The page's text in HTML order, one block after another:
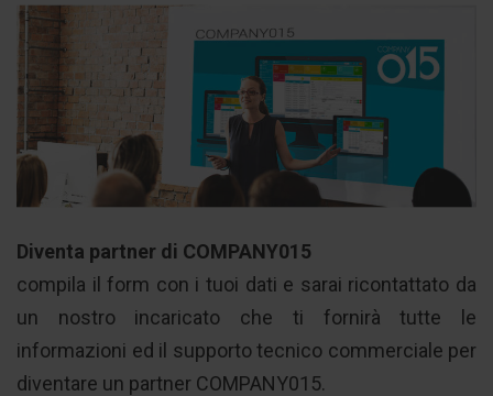
Diventa partner di COMPANY015
compila il form con i tuoi dati e sarai ricontattato da
un nostro incaricato che ti fornirà tutte le
informazioni ed il supporto tecnico commerciale per
diventare un partner COMPANY015.